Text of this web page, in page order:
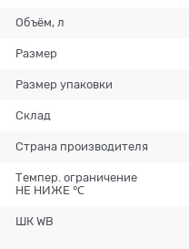
Объём, л
Размер
Размер упаковки
Склад
Страна производителя
Темпер. ограничение
НЕ НИЖЕ ℃
ШК WB